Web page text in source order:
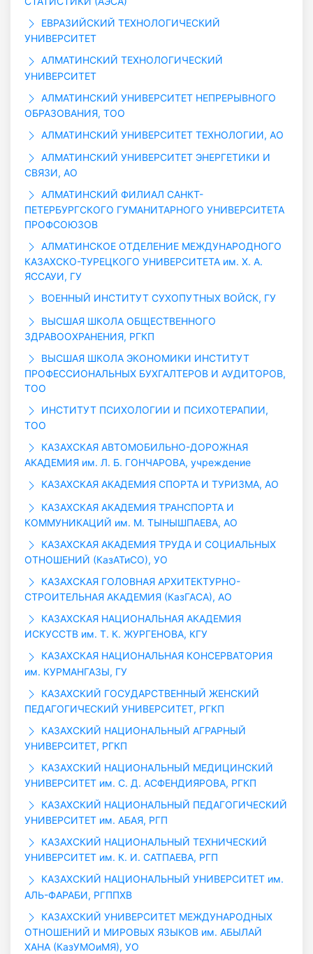
ЕВРАЗИЙСКИЙ ТЕХНОЛОГИЧЕСКИЙ
УНИВЕРСИТЕТ
АЛМАТИНСКИЙ ТЕХНОЛОГИЧЕСКИЙ
УНИВЕРСИТЕТ
АЛМАТИНСКИЙ УНИВЕРСИТЕТ НЕПРЕРЫВНОГО
ОБРАЗОВАНИЯ, ТОО
АЛМАТИНСКИЙ УНИВЕРСИТЕТ ТЕХНОЛОГИИ, АО
АЛМАТИНСКИЙ УНИВЕРСИТЕТ ЭНЕРГЕТИКИ И
СВЯЗИ, АО
АЛМАТИНСКИЙ ФИЛИАЛ САНКТ-
ПЕТЕРБУРГСКОГО ГУМАНИТАРНОГО УНИВЕРСИТЕТА
ПРОФСОЮЗОВ
АЛМАТИНСКОЕ ОТДЕЛЕНИЕ МЕЖДУНАРОДНОГО
КАЗАХСКО-ТУРЕЦКОГО УНИВЕРСИТЕТА им. Х. А.
ЯССАУИ, ГУ
ВОЕННЫЙ ИНСТИТУТ СУХОПУТНЫХ ВОЙСК, ГУ
ВЫСШАЯ ШКОЛА ОБЩЕСТВЕННОГО
ЗДРАВООХРАНЕНИЯ, РГКП
ВЫСШАЯ ШКОЛА ЭКОНОМИКИ ИНСТИТУТ
ПРОФЕССИОНАЛЬНЫХ БУХГАЛТЕРОВ И АУДИТОРОВ,
ТОО
ИНСТИТУТ ПСИХОЛОГИИ И ПСИХОТЕРАПИИ,
ТОО
КАЗАХСКАЯ АВТОМОБИЛЬНО-ДОРОЖНАЯ
АКАДЕМИЯ им. Л. Б. ГОНЧАРОВА, учреждение
КАЗАХСКАЯ АКАДЕМИЯ СПОРТА И ТУРИЗМА, АО
КАЗАХСКАЯ АКАДЕМИЯ ТРАНСПОРТА И
КОММУНИКАЦИЙ им. М. ТЫНЫШПАЕВА, АО
КАЗАХСКАЯ АКАДЕМИЯ ТРУДА И СОЦИАЛЬНЫХ
ОТНОШЕНИЙ (КазАТиСО), УО
КАЗАХСКАЯ ГОЛОВНАЯ АРХИТЕКТУРНО-
СТРОИТЕЛЬНАЯ АКАДЕМИЯ (КазГАСА), АО
КАЗАХСКАЯ НАЦИОНАЛЬНАЯ АКАДЕМИЯ
ИСКУССТВ им. Т. К. ЖУРГЕНОВА, КГУ
КАЗАХСКАЯ НАЦИОНАЛЬНАЯ КОНСЕРВАТОРИЯ
им. КУРМАНГАЗЫ, ГУ
КАЗАХСКИЙ ГОСУДАРСТВЕННЫЙ ЖЕНСКИЙ
ПЕДАГОГИЧЕСКИЙ УНИВЕРСИТЕТ, РГКП
КАЗАХСКИЙ НАЦИОНАЛЬНЫЙ АГРАРНЫЙ
УНИВЕРСИТЕТ, РГКП
КАЗАХСКИЙ НАЦИОНАЛЬНЫЙ МЕДИЦИНСКИЙ
УНИВЕРСИТЕТ им. С. Д. АСФЕНДИЯРОВА, РГКП
КАЗАХСКИЙ НАЦИОНАЛЬНЫЙ ПЕДАГОГИЧЕСКИЙ
УНИВЕРСИТЕТ им. АБАЯ, РГП
КАЗАХСКИЙ НАЦИОНАЛЬНЫЙ ТЕХНИЧЕСКИЙ
УНИВЕРСИТЕТ им. К. И. САТПАЕВА, РГП
КАЗАХСКИЙ НАЦИОНАЛЬНЫЙ УНИВЕРСИТЕТ им.
АЛЬ-ФАРАБИ, РГППХВ
КАЗАХСКИЙ УНИВЕРСИТЕТ МЕЖДУНАРОДНЫХ
ОТНОШЕНИЙ И МИРОВЫХ ЯЗЫКОВ им. АБЫЛАЙ
ХАНА (КазУМОиМЯ), УО